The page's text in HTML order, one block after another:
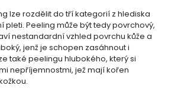
lze rozdělit do tří kategorií z hlediska
pleti. Peeling může být tedy povrchový,
nestandardní vzhled povrchu kůže a
jenž je schopen zasáhnout i
také peelingu hlubokého, který si
nepříjemnostmi, jež mají kořen